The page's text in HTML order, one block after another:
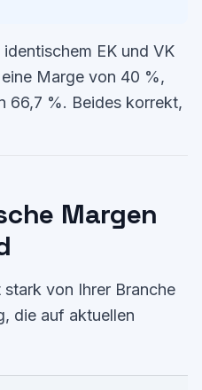
identischem EK und VK
Marge von 40 %,
66,7 %. Beides korrekt,
Margen
von Ihrer Branche
die auf aktuellen